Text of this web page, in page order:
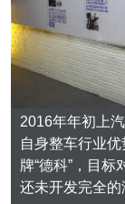
2016年年初上
自身整车行业
牌“德科”，目
还未开发完全的